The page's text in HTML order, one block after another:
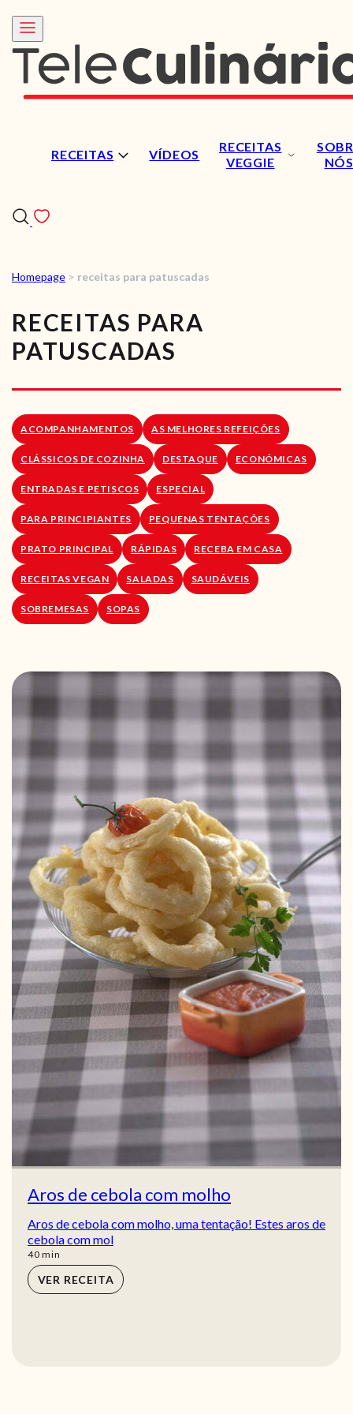
RECEITAS VÍDEOS
RECEITAS
VEGGIE
NÓS
RECEITAS
VÍDEOS
RECEITAS VEGGIE
LOJA ONLINE
BLOG
Homepage > receitas para patuscadas
RECEITAS PARA
PATUSCADAS
ACOMPANHAMENTOS AS MELHORES REFEIÇÕES
CLÁSSICOS DE COZINHA DESTAQUE ECONÓMICAS
ENTRADAS E PETISCOS ESPECIAL
PARA PRINCIPIANTES PEQUENAS TENTAÇÕES
PRATO PRINCIPAL RÁPIDAS RECEBA EM CASA
RECEITAS VEGAN SALADAS SAUDÁVEIS
SOBREMESAS SOPAS
Aros de cebola com molho
Aros de cebola com molho, uma tentação! Estes aros de
cebola com mol
40min
min
VER RECEITA